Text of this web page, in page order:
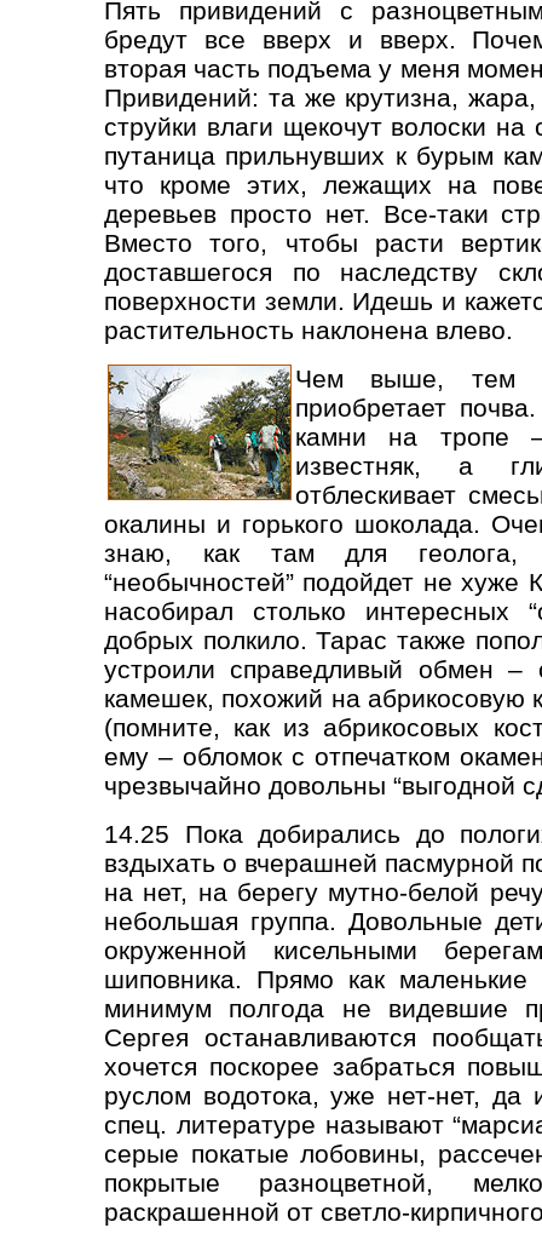
Пять привидений с
бредут все вверх и вверх.
вторая часть подъема у меня
Привидений: та же крутизна,
струйки влаги щекочут волоски
путаница прильнувших к бурым
что кроме этих, лежащих на
деревьев просто нет. Все-таки
Вместо того, чтобы расти
доставшегося по наследству
поверхности земли. Идешь и
растительность наклонена влево.
Чем выше, тем
приобретает
камни на тропе –
известняк, а
отблескивает
окалины и горького шоколада.
знаю, как там для
“необычностей” подойдет не
насобирал столько интересных
добрых полкило. Тарас также
устроили справедливый обмен
камешек, похожий на абрикосовую
(помните, как из абрикосовых
ему – обломок с отпечатком
чрезвычайно довольны “выгодной
14.25 Пока добирались до
вздыхать о вчерашней пасмурной
на нет, на берегу мутно-белой
небольшая группа. Довольные
окруженной кисельными
шиповника. Прямо как
минимум полгода не видевшие
Сергея останавливаются
хочется поскорее забраться
руслом водотока, уже нет-нет, да
спец. литературе называют
серые покатые лобовины,
покрытые разноцветной,
раскрашенной от светло-